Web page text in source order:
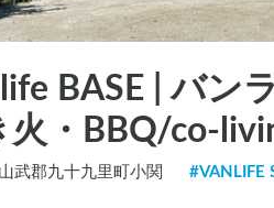
BASE | バン
火・BBQ/co-
山武郡九十九里町小関 #VANLIFE